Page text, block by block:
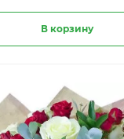
В корзину